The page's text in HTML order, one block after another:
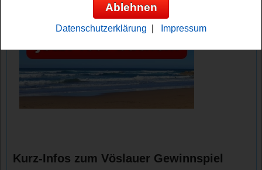
Kurz-Infos zum Vöslauer Gewinnspiel
Ablehnen
Datenschutzerklärung Impressum